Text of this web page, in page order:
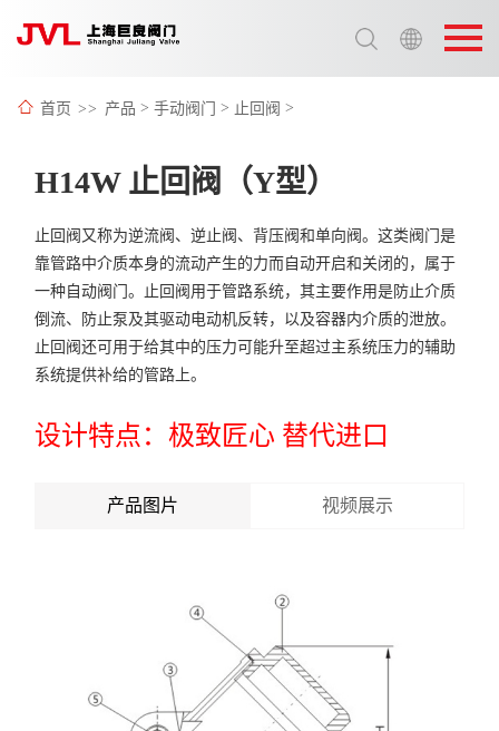
选择语言:
英语 / English
首页 >> 产品 > 手动阀门 > 止回阀 >
H14W 止回阀（Y型）
止回阀又称为逆流阀、逆止阀、背压阀和单向阀。这类阀门是
靠管路中介质本身的流动产生的力而自动开启和关闭的，属于
一种自动阀门。止回阀用于管路系统，其主要作用是防止介质
倒流、防止泵及其驱动电动机反转，以及容器内介质的泄放。
止回阀还可用于给其中的压力可能升至超过主系统压力的辅助
系统提供补给的管路上。
设计特点：极致匠心 替代进口
产品图片 视频展示